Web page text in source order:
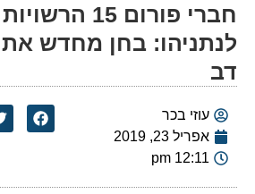
חברי פורום 15
לנתניהו: בחן מחדש את
דב
עוזי בכר
אפריל 23, 2019
12:11 pm